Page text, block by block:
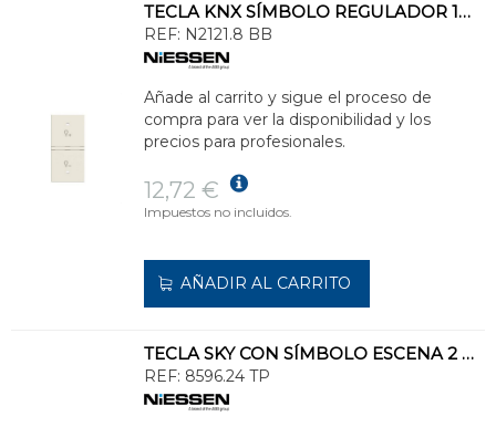
TECLA KNX SÍMBOLO REGULADOR 1M-BB
REF: N2121.8 BB
Añade al carrito y sigue el proceso de
compra para ver la disponibilidad y los
precios para profesionales.
12,72 €
Impuestos no incluidos.
AÑADIR AL CARRITO
TECLA SKY CON SÍMBOLO ESCENA 2 CANALES TAUPÉ
REF: 8596.24 TP